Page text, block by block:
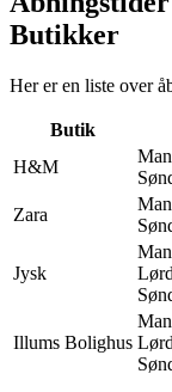
Butikker
Her er en liste over
Butik
H&M
Zara
Jysk
Illums Bolighus